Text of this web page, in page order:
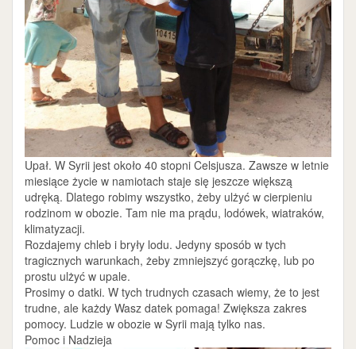
Upał. W Syrii jest około 40 stopni Celsjusza. Zawsze w letnie
miesiące życie w namiotach staje się jeszcze większą
udręką. Dlatego robimy wszystko, żeby ulżyć w cierpieniu
rodzinom w obozie. Tam nie ma prądu, lodówek, wiatraków,
klimatyzacji.
Rozdajemy chleb i bryły lodu. Jedyny sposób w tych
tragicznych warunkach, żeby zmniejszyć gorączkę, lub po
prostu ulżyć w upale.
Prosimy o datki. W tych trudnych czasach wiemy, że to jest
trudne, ale każdy Wasz datek pomaga! Zwiększa zakres
pomocy. Ludzie w obozie w Syrii mają tylko nas.
Pomoc i Nadzieja